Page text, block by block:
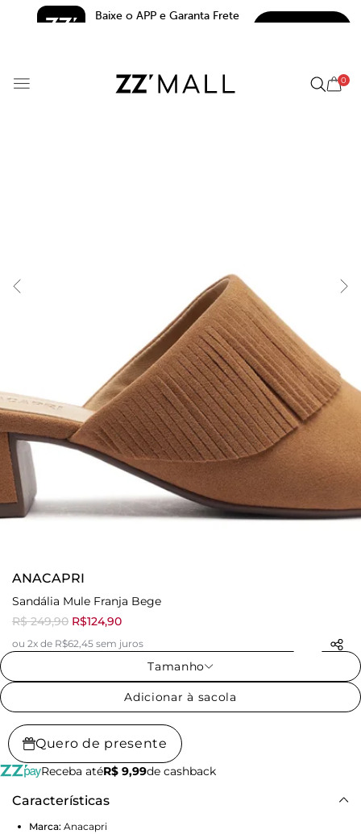
Baixe o APP e Garanta Frete
0
ANACAPRI
Sandália Mule Franja Bege
R$ 249,90 R$124,90
ou 2x de R$62,45 sem juros
Tamanho
Adicionar à sacola
Quero de presente
Receba atéR$ 9,99de cashback
Características
Marca: Anacapri